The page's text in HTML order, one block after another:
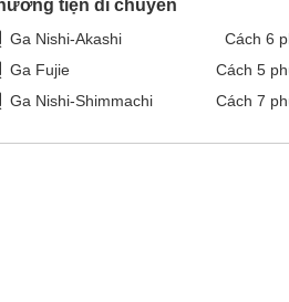
tiện di chuyển
Ga Nishi-Akashi Cách 6
Ga Fujie
Cách 5
Ga Nishi-Shimmachi
Cách 7